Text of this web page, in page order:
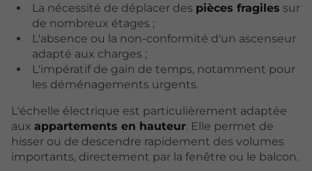
La nécessité de déplacer des pièces fragiles sur
de nombreux étages ;
L'absence ou la non-conformité d'un ascenseur
adapté aux charges ;
L'impératif de gain de temps, notamment pour
les déménagements urgents.
L'échelle électrique est particulièrement adaptée
aux appartements en hauteur. Elle permet de
hisser ou de descendre rapidement des volumes
importants, directement par la fenêtre ou le balcon.